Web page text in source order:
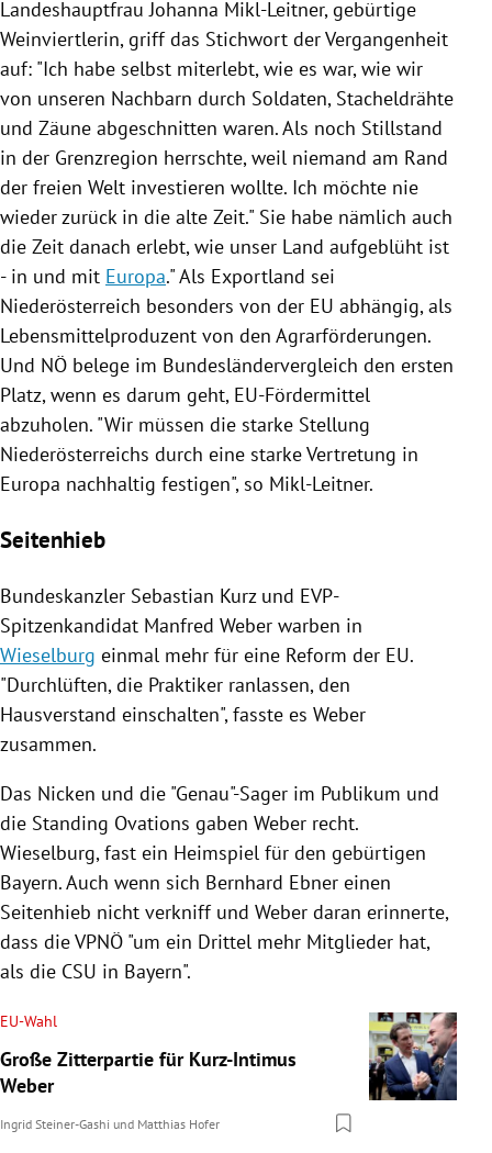
LandeshauptfrauJohanna Mikl-Leitner, gebürtige
Weinviertlerin, griff das Stichwort der Vergangenheit
auf: "Ich habe selbst miterlebt, wie es war, wie wir
von unseren Nachbarn durch Soldaten, Stacheldrähte
und Zäune abgeschnitten waren. Als noch Stillstand
in der Grenzregion herrschte, weil niemand am Rand
der freien Welt investieren wollte. Ich möchte nie
wieder zurück in die alte Zeit." Sie habe nämlich auch
die Zeit danach erlebt, wie unser Land aufgeblüht ist
- in und mit Europa."Als Exportland sei
Niederösterreich besonders von der EU abhängig, als
Lebensmittelproduzent von den Agrarförderungen.
Und NÖ belege im Bundesländervergleich den ersten
Platz, wenn es darum geht, EU-Fördermittel
abzuholen. "Wir müssen die starke Stellung
Niederösterreichs durch eine starke Vertretung in
Europa nachhaltig festigen", so Mikl-Leitner.
Seitenhieb
Bundeskanzler Sebastian Kurzund EVP-
Spitzenkandidat Manfred Weber warben in
Wieselburg einmal mehr für eine Reform der EU.
"Durchlüften, die Praktiker ranlassen, den
Hausverstand einschalten", fasste es Weber
zusammen.
Das Nicken und die "Genau"-Sager im Publikum und
die Standing Ovations gaben Weber recht.
Wieselburg, fast ein Heimspiel für den gebürtigen
Bayern. Auch wenn sich Bernhard Ebner einen
Seitenhieb nicht verkniff und Weber daran erinnerte,
dass die VPNÖ "um ein Drittel mehr Mitglieder hat,
als die CSU in Bayern".
EU-Wahl
Große Zitterpartie für Kurz-Intimus
Weber
Ingrid Steiner-Gashi und Matthias Hofer